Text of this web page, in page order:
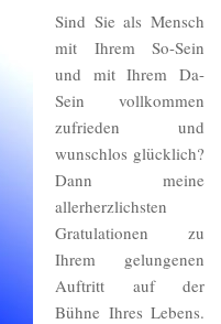
Sind Sie als Mensch
mit Ihrem So-Sein
und mit Ihrem Da-
Sein vollkommen
zufrieden und
wunschlos glücklich?
Dann meine
allerherzlichsten
Gratulationen zu
Ihrem gelungenen
Auftritt auf der
Bühne Ihres Lebens.